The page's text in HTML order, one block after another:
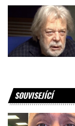
SOUVISEJÍCÍ